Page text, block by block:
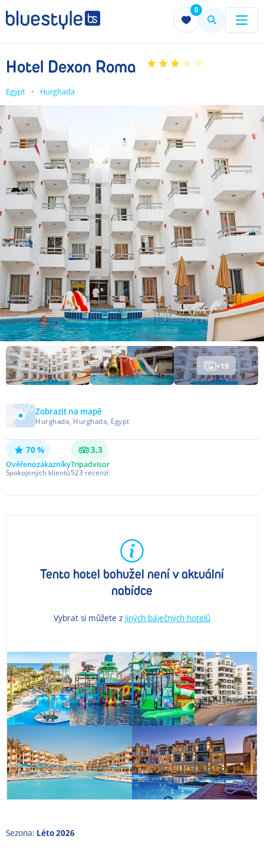
0
Menu Menu
Hotel Dexon Roma
Egypt Hurghada
+19
Zobrazit na mapě
Hurghada, Hurghada, Egypt
70 %
Ověřenozákazníky
Spokojených klientů
3,3
Tripadvisor
523 recenzí
Tento hotel bohužel není v aktuální
nabídce
Vybrat si můžete z jiných báječných hotelů
Sezona: Léto 2026